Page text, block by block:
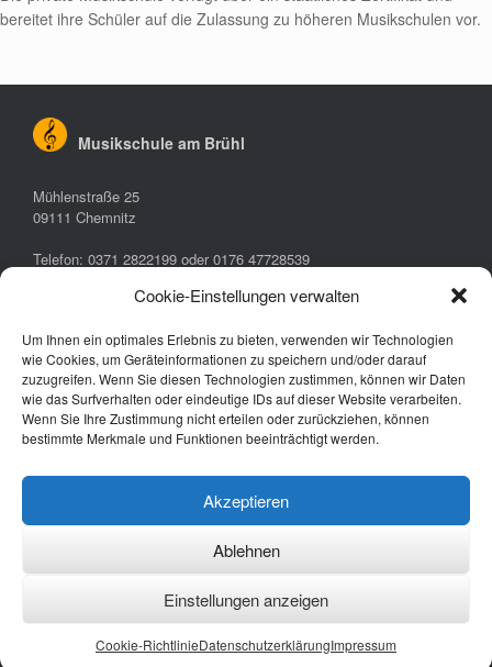
Cookie-Einstellungen verwalten
Um Ihnen ein optimales Erlebnis zu bieten, verwenden wir Technologien
wie Cookies, um Geräteinformationen zu speichern und/oder darauf
zuzugreifen. Wenn Sie diesen Technologien zustimmen, können wir Daten
wie das Surfverhalten oder eindeutige IDs auf dieser Website verarbeiten.
Wenn Sie Ihre Zustimmung nicht erteilen oder zurückziehen, können
bestimmte Merkmale und Funktionen beeinträchtigt werden.
Akzeptieren
Ablehnen
Einstellungen anzeigen
Cookie-RichtlinieDatenschutzerklärungImpressum
bereitet ihre Schüler auf die Zulassung zu höheren Musikschulen vor.
Musikschule am Brühl
Mühlenstraße 25
09111 Chemnitz
Telefon: 0371 2822199 oder 0176 47728539
Startseite
Unterricht
Team
Kontakt
Impressum
Copyright © 2026. Musikschule am Brühl in Chemnitz